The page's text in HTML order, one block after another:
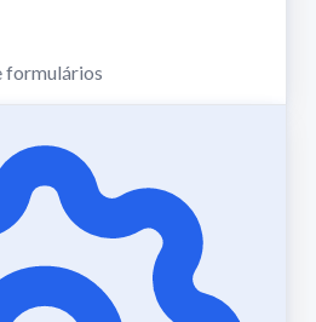
formulários